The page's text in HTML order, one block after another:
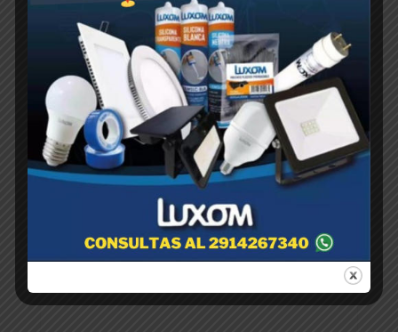
MACETA Soplada
P/Vivero……..75 Litros